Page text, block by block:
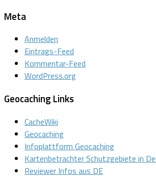
Meta
Anmelden
Eintrags-Feed
Kommentar-Feed
WordPress.org
Geocaching Links
CacheWiki
Geocaching
Infoplattform Geocaching
Kartenbetrachter Schutzgebiete in
Reviewer Infos aus DE